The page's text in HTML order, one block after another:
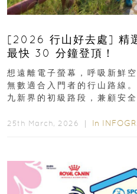
[2026 行山好去處] 精
最快 30 分鐘登頂！
想遠離電子螢幕，呼吸新鮮
無數適合入門者的行山路線
九新界的初級路段，兼顧安
25th March, 2026 ｜ In